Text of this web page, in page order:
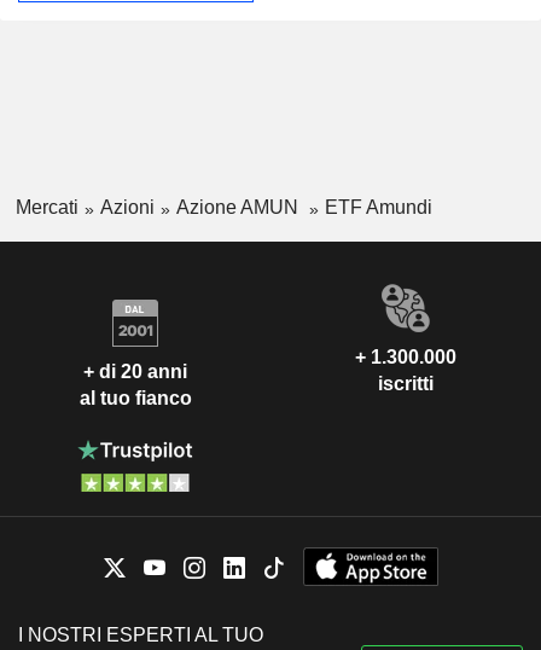
Mercati Azioni Azione AMUN ETF Amundi
+ di 20 anni
al tuo fianco
+ 1.300.000
iscritti
I NOSTRI ESPERTI AL TUO